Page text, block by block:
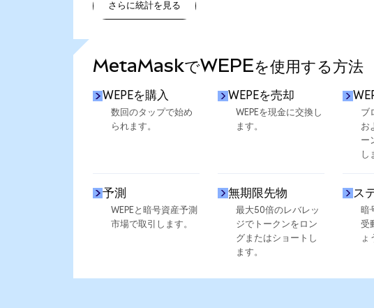
さらに統計を見る
MetaMaskでWEPEを使用する方法
WEPEを購入
数回のタップで始め
られます。
WEPEを売却
WEPEを現金に交換し
ます。
ブ
お
ー
し
予測
WEPEと暗号資産予測
市場で取引します。
無期限先物
最大50倍のレバレッ
ジでトークンをロン
グまたはショートし
ます。
ス
暗
受
ょ